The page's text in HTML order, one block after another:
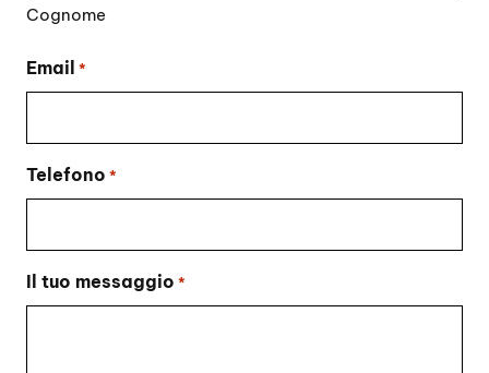
Cognome
Email *
Telefono *
Il tuo messaggio *